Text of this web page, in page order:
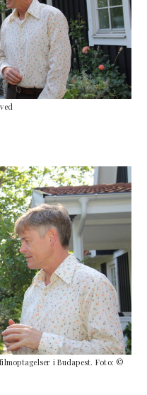
i Budapest. Foto: ©